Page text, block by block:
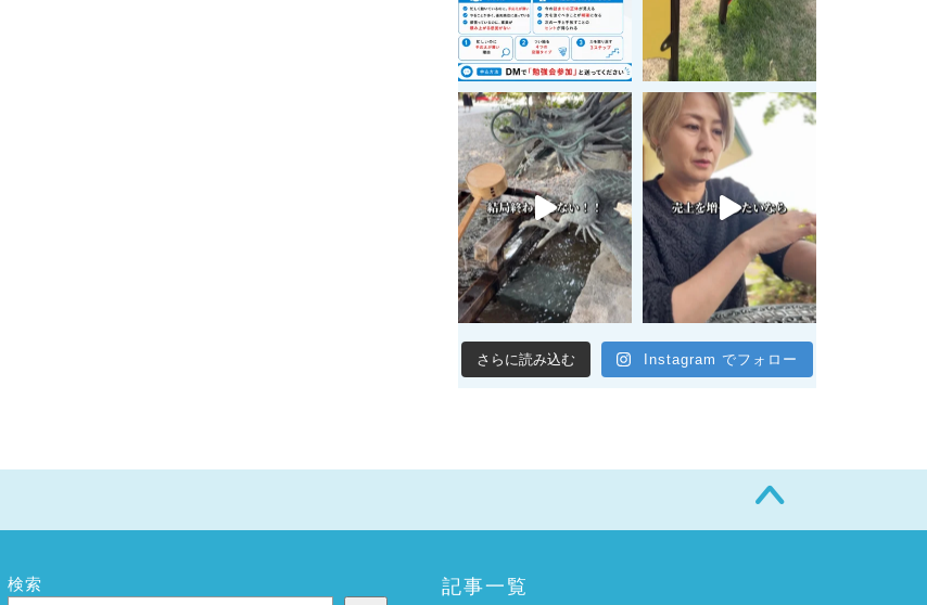
さらに読み込む Instagram でフォロー
検索 記事一覧